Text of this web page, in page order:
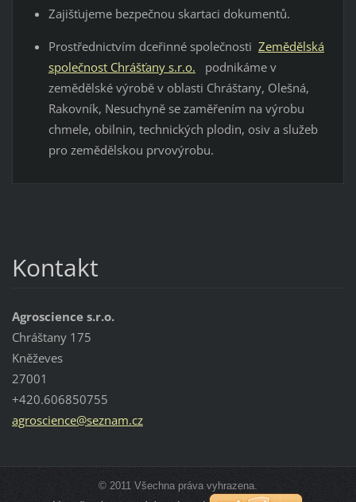
Zajišťujeme bezpečnou skartaci dokumentů.
Prostřednictvím dceřinné společnosti Zemědělská
společnost Chrášťany s.r.o. podnikáme v
zemědělské výrobě v oblasti Chráštany, Olešná,
Rakovník, Nesuchyně se zaměřením na výrobu
chmele, obilnin, technických plodin, osiv a služeb
pro zemědělskou prvovýrobu.
Kontakt
Agroscience s.r.o.
Chráštany 175
Kněževes
27001
+420.606850755
agroscience@seznam.cz
© 2011 Všechna práva vyhrazena.